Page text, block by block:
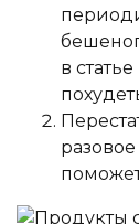
в